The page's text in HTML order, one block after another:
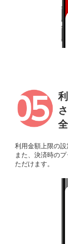
利用金額上限の設
また、決済時の
ただけます。